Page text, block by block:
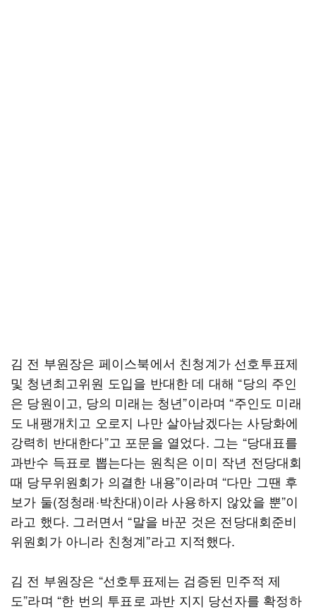
김 전 부원장은 페이스북에서 친청계가 선호투표제
및 청년최고위원 도입을 반대한 데 대해 “당의 주인
은 당원이고, 당의 미래는 청년”이라며 “주인도 미래
도 내팽개치고 오로지 나만 살아남겠다는 사당화에
강력히 반대한다”고 포문을 열었다. 그는 “당대표를
과반수 득표로 뽑는다는 원칙은 이미 작년 전당대회
때 당무위원회가 의결한 내용”이라며 “다만 그땐 후
보가 둘(정청래·박찬대)이라 사용하지 않았을 뿐”이
라고 했다. 그러면서 “말을 바꾼 것은 전당대회준비
위원회가 아니라 친청계”라고 지적했다.
김 전 부원장은 “선호투표제는 검증된 민주적 제
도”라며 “한 번의 투표로 과반 지지 당선자를 확정하